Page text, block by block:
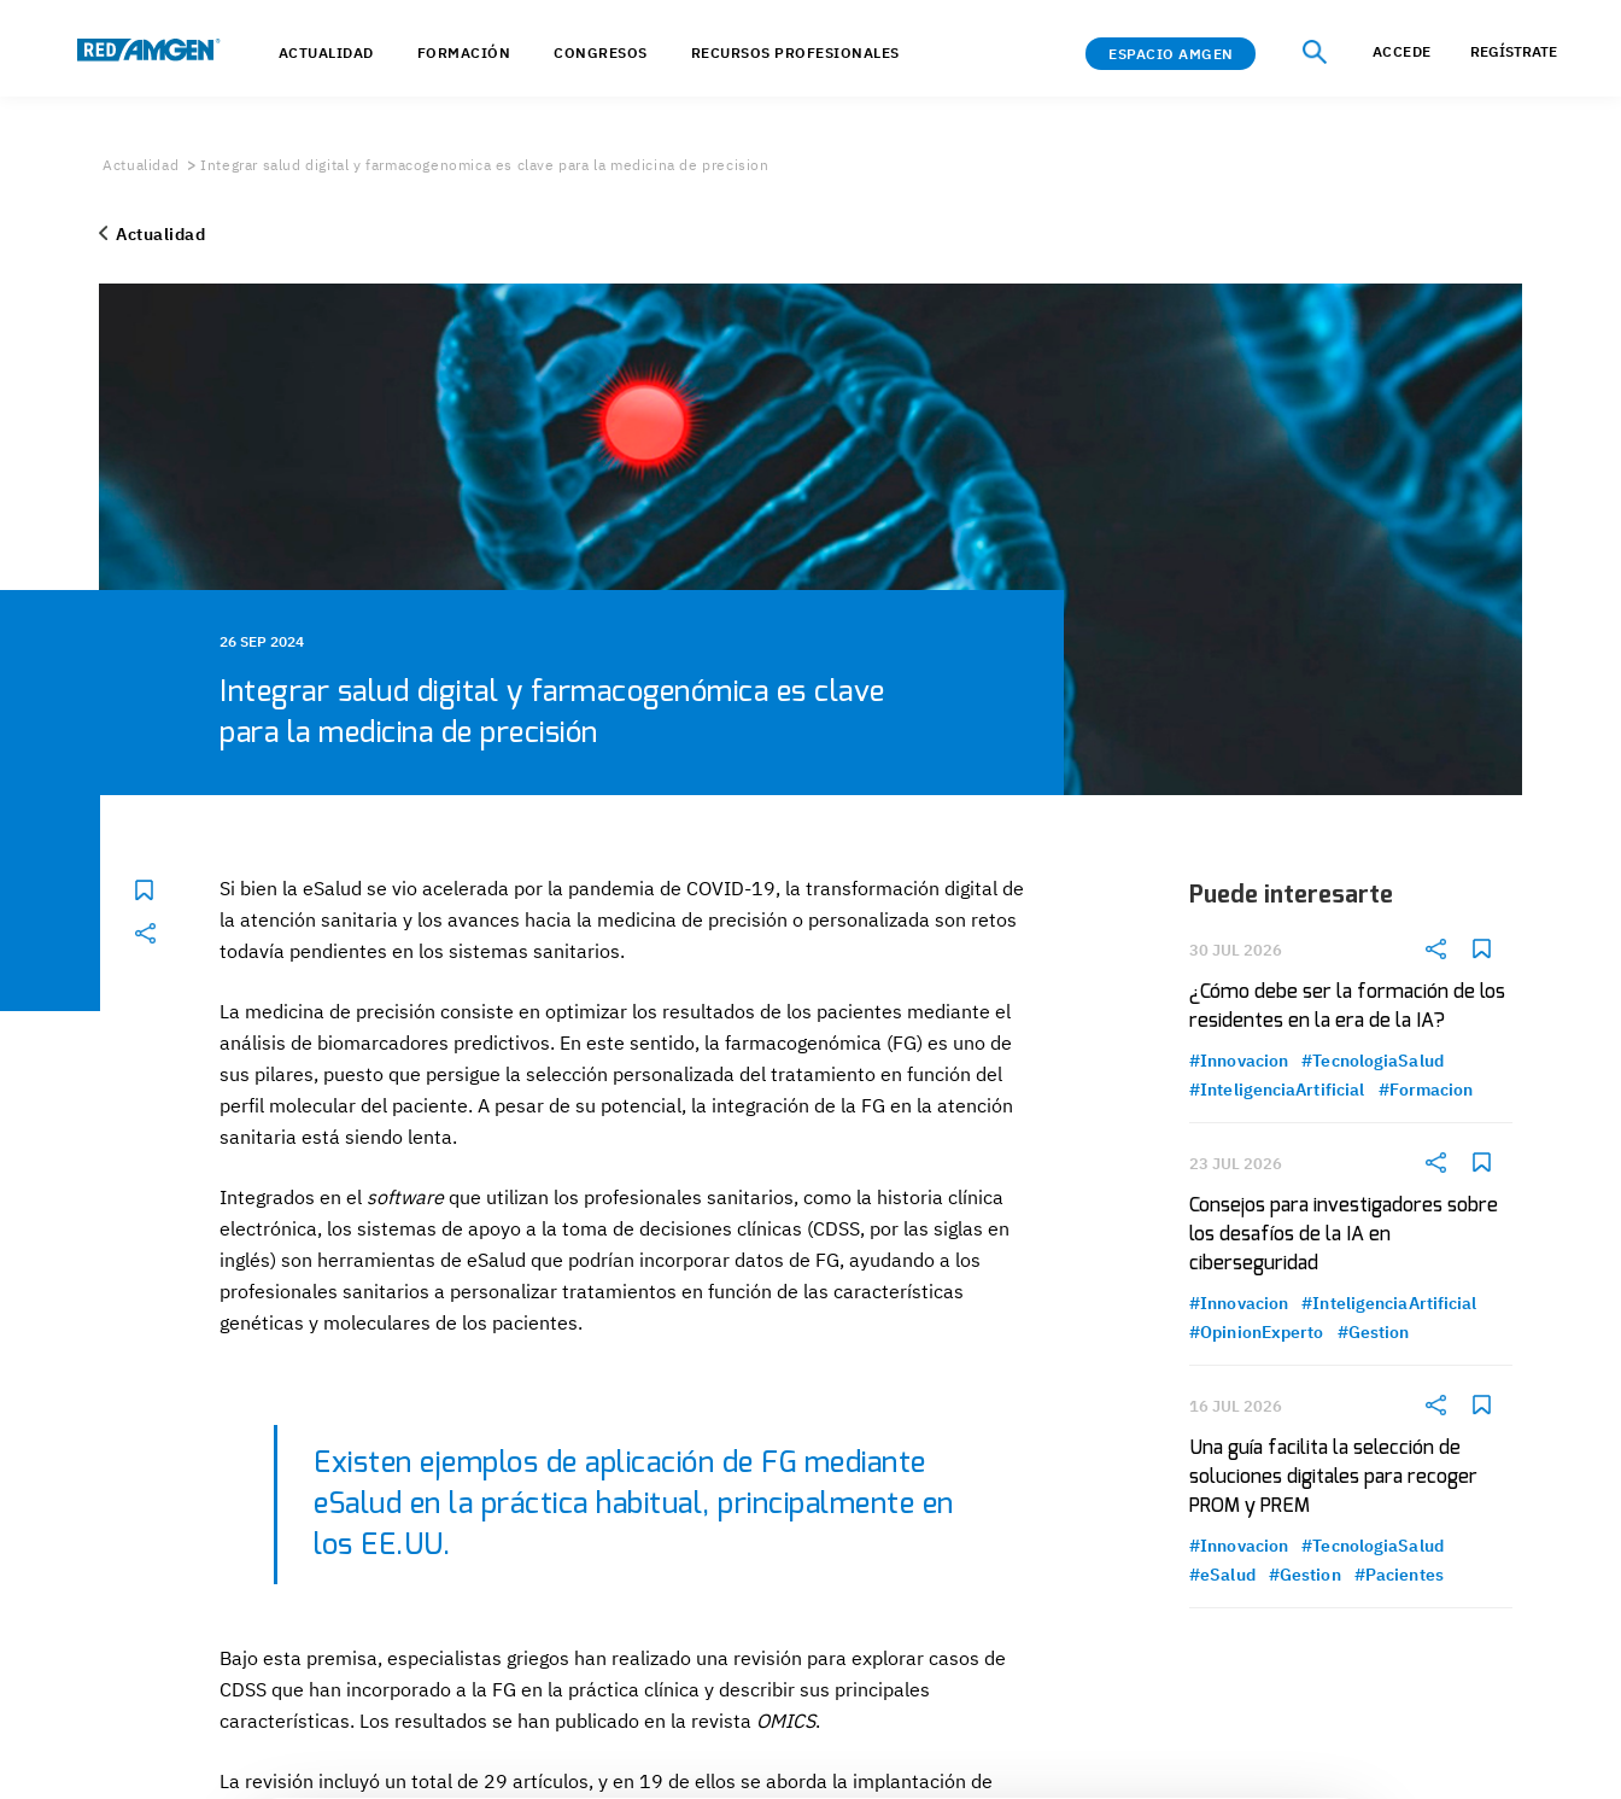
ACTUALIDAD FORMACIÓN CONGRESOS RECURSOS PROFESIONALES ESPACIO AMGEN ACCEDE REGÍSTRATE
Actualidad Integrar salud digital y farmacogenomica es clave para la medicina de precision
Actualidad
26 SEP 2024
Integrar salud digital y farmacogenómica es clave
para la medicina de precisión
Si bien la eSalud se vio acelerada por la pandemia de COVID-19, la transformación digital de
la atención sanitaria y los avances hacia la medicina de precisión o personalizada son retos
todavía pendientes en los sistemas sanitarios.
La medicina de precisión consiste en optimizar los resultados de los pacientes mediante el
análisis de biomarcadores predictivos. En este sentido, la farmacogenómica (FG) es uno de
sus pilares, puesto que persigue la selección personalizada del tratamiento en función del
perfil molecular del paciente. A pesar de su potencial, la integración de la FG en la atención
sanitaria está siendo lenta.
Integrados en el softwareque utilizan los profesionales sanitarios, como la historia clínica
electrónica, los sistemas de apoyo a la toma de decisiones clínicas (CDSS, por las siglas en
inglés) son herramientas de eSalud que podrían incorporar datos de FG, ayudando a los
profesionales sanitarios a personalizar tratamientos en función de las características
genéticas y moleculares de los pacientes.
Existen ejemplos de aplicación de FG mediante
eSalud en la práctica habitual, principalmente en
los EE.UU.
Bajo esta premisa, especialistas griegos han realizado una revisión para explorar casos de
CDSS que han incorporado a la FG en la práctica clínica y describir sus principales
características. Los resultados se han publicado en la revista OMICS.
La revisión incluyó un total de 29 artículos, y en 19 de ellos se aborda la implantación de
Puede interesarte
30 JUL 2026
¿Cómo debe ser la formación de los
residentes en la era de la IA?
#Innovacion
#TecnologiaSalud
#InteligenciaArtificial
#Formacion
23 JUL 2026
Consejos para investigadores sobre
los desafíos de la IA en
ciberseguridad
#Innovacion
#InteligenciaArtificial
#OpinionExperto
#Gestion
16 JUL 2026
Una guía facilita la selección de
soluciones digitales para recoger
PROM y PREM
#Innovacion
#TecnologiaSalud
#eSalud
#Gestion #Pacientes